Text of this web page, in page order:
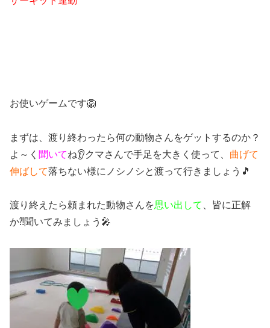
お使いゲームです🦁
まずは、渡り終わったら何の動物さんをゲットするのか？
よ～く 聞いてね👂クマさんで手足を大きく使って、 曲げて
伸ばして落ちない様にノシノシと渡って行きましょう🎵
渡り終えたら頼まれた動物さんを思い出して 、皆に正解
か⁈聞いてみましょう🎤